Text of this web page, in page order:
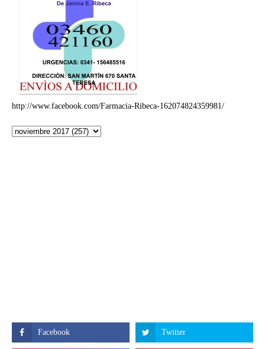
http://www.facebook.com/Farmacia-Ribeca-162074824359981/